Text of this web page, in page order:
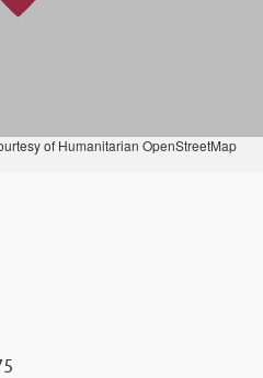
of Humanitarian OpenStreetMap